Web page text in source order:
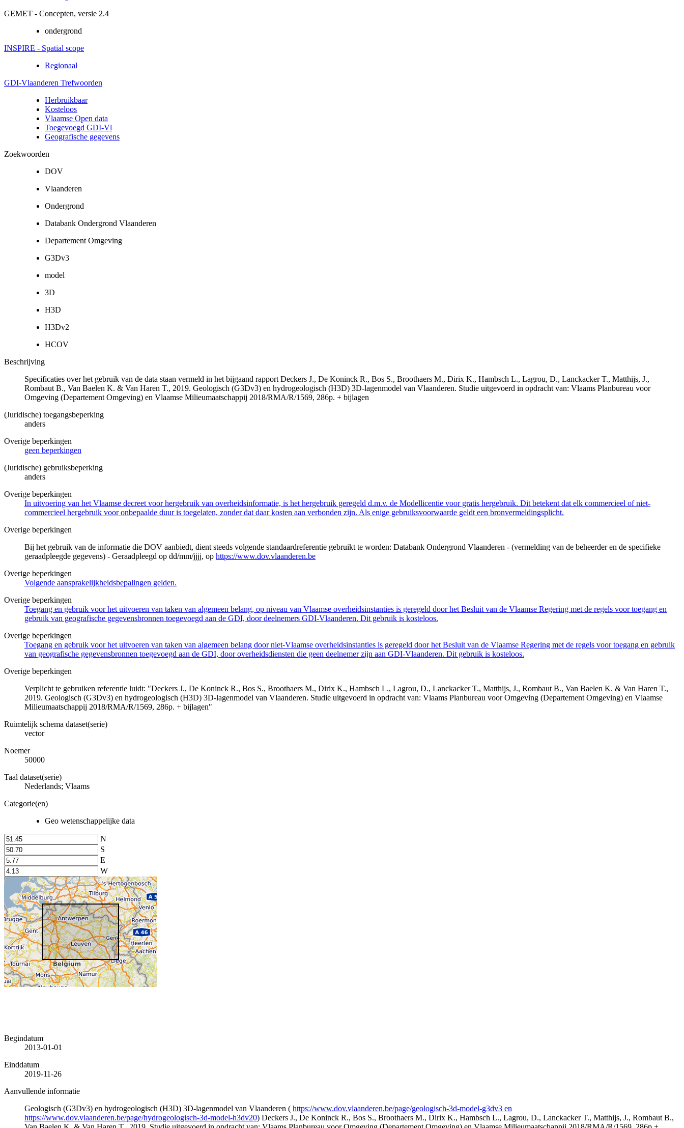
GEMET - Concepten, versie 2.4
ondergrond
INSPIRE - Spatial scope
Regionaal
GDI-Vlaanderen Trefwoorden
Herbruikbaar
Kosteloos
Vlaamse Open data
Toegevoegd GDI-Vl
Geografische gegevens
Zoekwoorden
DOV
Vlaanderen
Ondergrond
Databank Ondergrond Vlaanderen
Departement Omgeving
G3Dv3
model
3D
H3D
H3Dv2
HCOV
Beschrijving
Specificaties over het gebruik van de data staan vermeld in het bijgaand rapport Deckers J., De Koninck R., Bos S., Broothaers M., Dirix K., Hambsch L., Lagrou, D., Lanckacker T., Matthijs, J.,
Rombaut B., Van Baelen K. & Van Haren T., 2019. Geologisch (G3Dv3) en hydrogeologisch (H3D) 3D-lagenmodel van Vlaanderen. Studie uitgevoerd in opdracht van: Vlaams Planbureau voor
Omgeving (Departement Omgeving) en Vlaamse Milieumaatschappij 2018/RMA/R/1569, 286p. + bijlagen
(Juridische) toegangsbeperking
anders
Overige beperkingen
geen beperkingen
(Juridische) gebruiksbeperking
anders
Overige beperkingen
In uitvoering van het Vlaamse decreet voor hergebruik van overheidsinformatie, is het hergebruik geregeld d.m.v. de Modellicentie voor gratis hergebruik. Dit betekent dat elk commercieel of niet-
commercieel hergebruik voor onbepaalde duur is toegelaten, zonder dat daar kosten aan verbonden zijn. Als enige gebruiksvoorwaarde geldt een bronvermeldingsplicht.
Overige beperkingen
Bij het gebruik van de informatie die DOV aanbiedt, dient steeds volgende standaardreferentie gebruikt te worden: Databank Ondergrond Vlaanderen - (vermelding van de beheerder en de specifieke
geraadpleegde gegevens) - Geraadpleegd op dd/mm/jjjj, op https://www.dov.vlaanderen.be
Overige beperkingen
Volgende aansprakelijkheidsbepalingen gelden.
Overige beperkingen
Toegang en gebruik voor het uitvoeren van taken van algemeen belang, op niveau van Vlaamse overheidsinstanties is geregeld door het Besluit van de Vlaamse Regering met de regels voor toegang en
gebruik van geografische gegevensbronnen toegevoegd aan de GDI, door deelnemers GDI-Vlaanderen. Dit gebruik is kosteloos.
Overige beperkingen
Toegang en gebruik voor het uitvoeren van taken van algemeen belang door niet-Vlaamse overheidsinstanties is geregeld door het Besluit van de Vlaamse Regering met de regels voor toegang en gebruik
van geografische gegevensbronnen toegevoegd aan de GDI, door overheidsdiensten die geen deelnemer zijn aan GDI-Vlaanderen. Dit gebruik is kosteloos.
Overige beperkingen
Verplicht te gebruiken referentie luidt: "Deckers J., De Koninck R., Bos S., Broothaers M., Dirix K., Hambsch L., Lagrou, D., Lanckacker T., Matthijs, J., Rombaut B., Van Baelen K. & Van Haren T.,
2019. Geologisch (G3Dv3) en hydrogeologisch (H3D) 3D-lagenmodel van Vlaanderen. Studie uitgevoerd in opdracht van: Vlaams Planbureau voor Omgeving (Departement Omgeving) en Vlaamse
Milieumaatschappij 2018/RMA/R/1569, 286p. + bijlagen"
Ruimtelijk schema dataset(serie)
vector
Noemer
50000
Taal dataset(serie)
Nederlands; Vlaams
Categorie(en)
Geo wetenschappelijke data
N
S
E
W
Begindatum
2013-01-01
Einddatum
2019-11-26
Aanvullende informatie
Geologisch (G3Dv3) en hydrogeologisch (H3D) 3D-lagenmodel van Vlaanderen ( https://www.dov.vlaanderen.be/page/geologisch-3d-model-g3dv3 en
https://www.dov.vlaanderen.be/page/hydrogeologisch-3d-model-h3dv20) Deckers J., De Koninck R., Bos S., Broothaers M., Dirix K., Hambsch L., Lagrou, D., Lanckacker T., Matthijs, J., Rombaut B.,